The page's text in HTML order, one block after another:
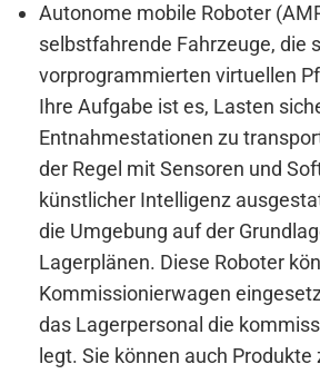
Autonome mobile Roboter
selbstfahrende Fahrzeuge, die
vorprogrammierten virtuellen
Ihre Aufgabe ist es, Lasten
Entnahmestationen zu
der Regel mit Sensoren und
künstlicher Intelligenz
die Umgebung auf der
Lagerplänen. Diese Roboter
Kommissionierwagen
das Lagerpersonal die
legt. Sie können auch Produkte